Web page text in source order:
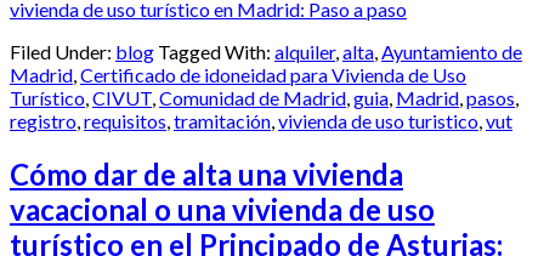
vivienda de uso turístico en Madrid: Paso a paso
Filed Under: blog Tagged With: alquiler, alta Ayuntamiento de
Madrid Certificado de idoneidad para Vivienda de Uso
Turístico CIVUT Comunidad de Madrid guia Madrid pasos
registro requisitos tramitación vivienda de uso turistico vut
Cómo dar de alta una vivienda
vacacional o una vivienda de uso
turístico en el Principado de Asturias: